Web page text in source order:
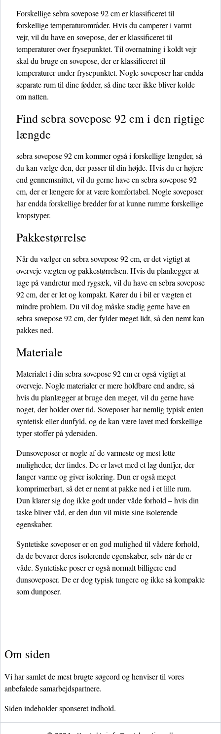
Forskellige sebra sovepose 92 cm er klassificeret til
forskellige temperaturområder. Hvis du camperer i varmt
vejr, vil du have en sovepose, der er klassificeret til
temperaturer over frysepunktet. Til overnatning i koldt vejr
skal du bruge en sovepose, der er klassificeret til
temperaturer under frysepunktet. Nogle soveposer har endda
separate rum til dine fødder, så dine tæer ikke bliver kolde
om natten.
Find sebra sovepose 92 cm i den rigtige
længde
sebra sovepose 92 cm kommer også i forskellige længder, så
du kan vælge den, der passer til din højde. Hvis du er højere
end gennemsnittet, vil du gerne have en sebra sovepose 92
cm, der er længere for at være komfortabel. Nogle soveposer
har endda forskellige bredder for at kunne rumme forskellige
kropstyper.
Pakkestørrelse
Når du vælger en sebra sovepose 92 cm, er det vigtigt at
overveje vægten og pakkestørrelsen. Hvis du planlægger at
tage på vandretur med rygsæk, vil du have en sebra sovepose
92 cm, der er let og kompakt. Kører du i bil er vægten et
mindre problem. Du vil dog måske stadig gerne have en
sebra sovepose 92 cm, der fylder meget lidt, så den nemt kan
pakkes ned.
Materiale
Materialet i din sebra sovepose 92 cm er også vigtigt at
overveje. Nogle materialer er mere holdbare end andre, så
hvis du planlægger at bruge den meget, vil du gerne have
noget, der holder over tid. Soveposer har nemlig typisk enten
syntetisk eller dunfyld, og de kan være lavet med forskellige
typer stoffer på ydersiden.
Dunsoveposer er nogle af de varmeste og mest lette
muligheder, der findes. De er lavet med et lag dunfjer, der
fanger varme og giver isolering. Dun er også meget
komprimerbart, så det er nemt at pakke ned i et lille rum.
Dun klarer sig dog ikke godt under våde forhold – hvis din
taske bliver våd, er den dun vil miste sine isolerende
egenskaber.
Syntetiske soveposer er en god mulighed til vådere forhold,
da de bevarer deres isolerende egenskaber, selv når de er
våde. Syntetiske poser er også normalt billigere end
dunsoveposer. De er dog typisk tungere og ikke så kompakte
som dunposer.
Om siden
Vi har samlet de mest brugte søgeord og henviser til vores
anbefalede samarbejdspartnere.
Siden indeholder sponseret indhold.